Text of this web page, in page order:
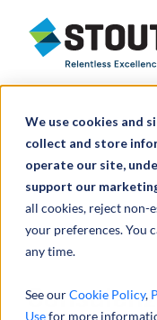
We use cookies and
collect and store
operate our site,
support our
all cookies, reject non-
your preferences. You
any time.
See ourCookie Policy,
Usefor more
Stout Relentless